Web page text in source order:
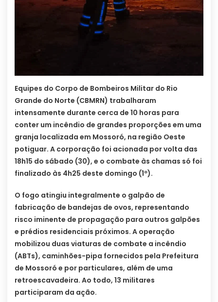
Equipes do Corpo de Bombeiros Militar do Rio
Grande do Norte (CBMRN) trabalharam
intensamente durante cerca de 10 horas para
conter um incêndio de grandes proporções em uma
granja localizada em Mossoró, na região Oeste
potiguar. A corporação foi acionada por volta das
18h15 do sábado (30), e o combate às chamas só foi
finalizado às 4h25 deste domingo (1º).
O fogo atingiu integralmente o galpão de
fabricação de bandejas de ovos, representando
risco iminente de propagação para outros galpões
e prédios residenciais próximos. A operação
mobilizou duas viaturas de combate a incêndio
(ABTs), caminhões-pipa fornecidos pela Prefeitura
de Mossoró e por particulares, além de uma
retroescavadeira. Ao todo, 13 militares
participaram da ação.